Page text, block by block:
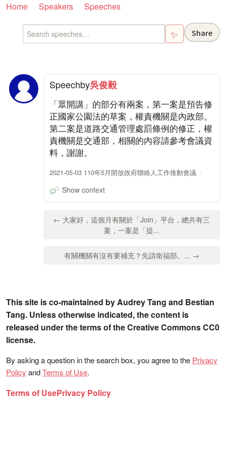
Home Speakers Speeches
✨ Share
Speechby吳俊毅
「眾開講」的部分有兩案，第一案是預告修
正國家公園法的草案，權責機關是內政部。
第二案是道路交通管理處罰條例的修正，權
責機關是交通部，相關的內容請參考會議資
料，謝謝。
2021-05-03 110年5月開放政府聯絡人工作推動會議
Show context
← 大家好，這個月有關於「Join」平台，總共有三
案，一案是「提...
有關機關有沒有要補充？先請衛福部。... →
This site is co-maintained by Audrey Tang and Bestian
Tang. Unless otherwise indicated, the content is
released under the terms of the Creative Commons CC0
license.
By asking a question in the search box, you agree to the Privacy
Policy andTerms of Use.
Terms of UsePrivacy Policy